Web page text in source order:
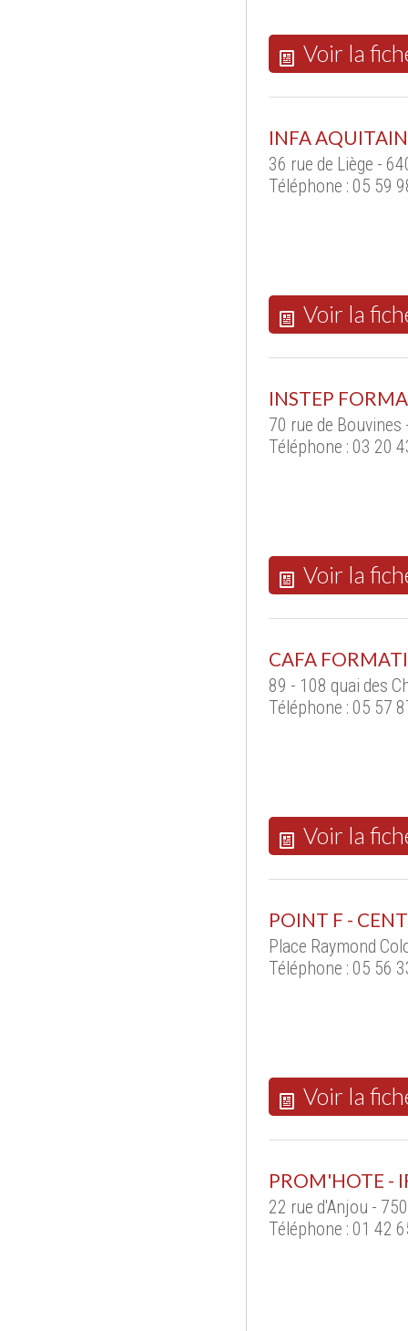
Voir la
INFA
36 rue de Liège -
Téléphone : 05 59
Voir la
INSTEP
70 rue de Bouvines
Téléphone : 03 20
Voir la
CAFA
89 - 108 quai des
Téléphone : 05 57
Voir la
POINT F -
Place Raymond
Téléphone : 05 56
Voir la
PROM'HOTE -
22 rue d'Anjou -
Téléphone : 01 42